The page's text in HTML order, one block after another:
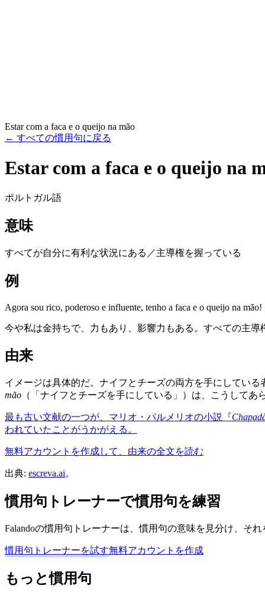
Estar com a faca e o queijo na mão
← すべての慣用句に戻る
Estar com a faca e o queijo na
ポルトガル語
意味
すべてが自分に有利な状況にある／主導権を握っている
例
Agora sou rico, poderoso e influente, tenho a faca e o queijo na mão!
今や私は金持ちで、力もあり、影響力もある。すべての主導
由来
イメージは具体的だ。ナイフとチーズの両方を手にしてい
mão （「ナイフとチーズを手にしている」）は、こうして
最も古い文献の一つが、マリオ・パルメリオの小説『
われていたことがうかがえる。
無料アカウントを作成して、由来の全文を読む
出典: escreva.ai。
慣用句トレーナーで慣用句を練習
Falandoの慣用句トレーナーは、慣用句の意味を見分け、そ
慣用句トレーナーを試す無料アカウントを作成
もっと慣用句